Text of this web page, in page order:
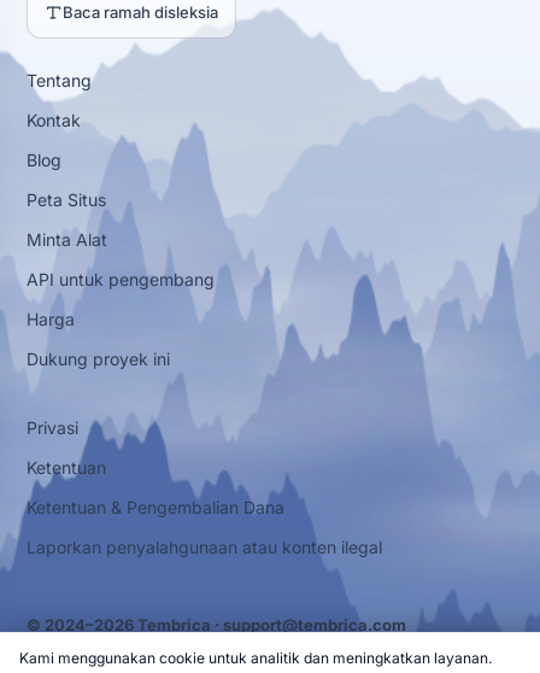
Baca ramah disleksia
Tentang
Kontak
Blog
Peta Situs
Minta Alat
API untuk pengembang
Harga
Dukung proyek ini
Privasi
Ketentuan
Ketentuan & Pengembalian Dana
Laporkan penyalahgunaan atau konten ilegal
© 2024–2026 Tembrica · support@tembrica.com
Kami menggunakan cookie untuk analitik dan meningkatkan layanan.